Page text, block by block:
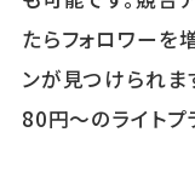
たらフォロワーを
ンが見つけられま
80円～のライトプ